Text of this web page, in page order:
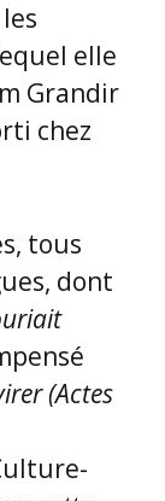
elle
Grandir
chez
tous
dont
(Actes